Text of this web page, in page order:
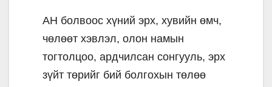
АН болвоос хүний эрх, хувийн өмч,
чөлөөт хэвлэл, олон намын
тогтолцоо, ардчилсан сонгууль, эрх
зүйт төрийг бий болгохын төлөө